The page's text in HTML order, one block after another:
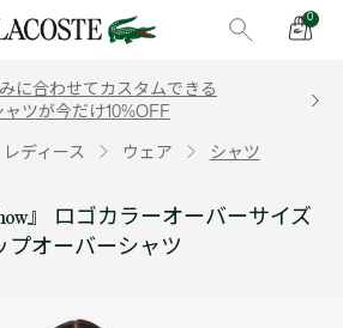
0
に合わせてカスタムできる
ャツが今だけ10%OFF
レディース ウェア シャツ
』 ロゴカラーオーバーサイズ
プオーバーシャツ